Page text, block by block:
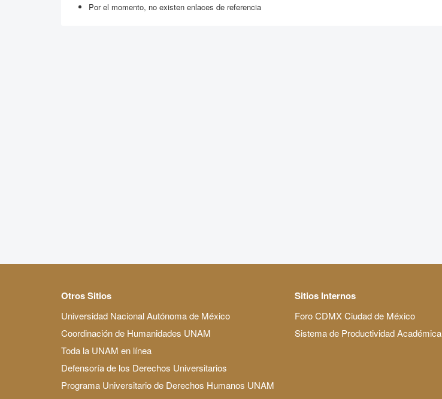
Por el momento, no existen enlaces de referencia
Otros Sitios
Universidad Nacional Autónoma de México
Coordinación de Humanidades UNAM
Toda la UNAM en línea
Defensoría de los Derechos Universitarios
Programa Universitario de Derechos Humanos UNAM
Sitios Internos
Foro CDMX Ciudad de México
Sistema de Productividad Académica